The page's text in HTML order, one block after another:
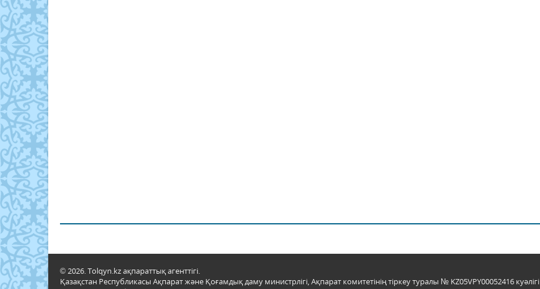
© 2026. Tolqyn.kz ақпараттық агенттігі.
Қазақстан Республикасы Ақпарат және Қоғамдық даму министрлігі, Ақпарат комитетінің тіркеу туралы № KZ05VPY00052416 куәлігі